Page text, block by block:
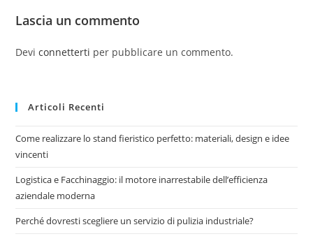
Lascia un commento
Deviconnetterti per pubblicare un commento.
Articoli Recenti
Come realizzare lo stand fieristico perfetto: materiali, design e idee
vincenti
Logistica e Facchinaggio: il motore inarrestabile dell’efficienza
aziendale moderna
Perché dovresti scegliere un servizio di pulizia industriale?